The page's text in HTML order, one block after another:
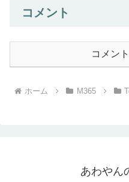
コメント
コメン
ホーム M365
あわやん